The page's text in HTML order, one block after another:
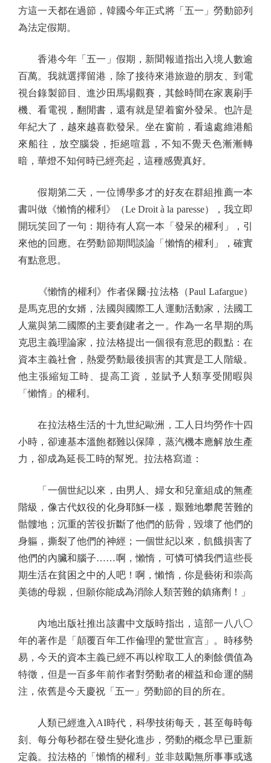
方這一天都在過節，韓國今年正式將「五一」勞動節列
為法定假期。
香港今年「五一」假期，新聞報道指出入境人數逾
百萬。我就選擇留港，除了接待來港旅遊的朋友、到電
視台錄製節目、進沙田馬場觀賽，其餘時間在家裏刷手
機、看電視，翻閒書，還有就是望着窗外發呆。也許是
年紀大了，越來越喜歡發呆。坐在窗前，看遠處維港船
來船往，放空腦袋，拒絕喧囂，不知不覺天色漸漸轉
暗，華燈不知何時已經亮起，這種感覺真好。
假期第二天，一位博學多才的好友在群組推薦一本
書叫做《懶惰的權利》（Le Droit à la paresse），我立即
開玩笑回了一句：期待有人寫一本「發呆的權利」，引
來他的回應。在勞動節期間談論「懶惰的權利」，確實
有點意思。
《懶惰的權利》作者保爾·拉法格（Paul Lafargue）
是馬克思的女婿，法國與國際工人運動活動家，法國工
人黨與第二國際的主要創建者之一。作為一名早期的馬
克思主義理論家，拉法格提出一個很有意思的觀點：在
資本主義社會，熱愛勞動最後損害的其實是工人階級。
他主張縮短工時、提高工資，並賦予人類享受閒暇與
「懶惰」的權利。
在拉法格生活的十九世紀歐洲，工人日均勞作十四
小時，卻連基本溫飽都難以保障，蒸汽機本應解放生產
力，卻成為延長工時的幫兇。拉法格寫道：
「一個世紀以來，由男人、婦女和兒童組成的無產
階級，像古代奴役的化身耶穌一樣，艱難地攀爬苦難的
骷髏地；沉重的苦役折斷了他們的筋骨，毀壞了他們的
身軀，撕裂了他們的神經；一個世紀以來，飢餓損害了
他們的內臟和腦子……啊，懶惰，可憐可憐我們這些長
期生活在貧困之中的人吧！啊，懶惰，你是藝術和崇高
美德的母親，但願你能成為消除人類苦難的鎮痛劑！」
內地出版社推出該書中文版時指出，這部一八八⚪
年的著作是「顛覆百年工作倫理的驚世宣言」。時移勢
易，今天的資本主義已經不再以榨取工人的剩餘價值為
特徵，但是一百多年前作者對勞動者的權益和命運的關
注，依舊是今天慶祝「五一」勞動節的目的所在。
人類已經進入AI時代，科學技術每天，甚至每時每
刻、每分每秒都在發生變化進步，勞動的概念早已重新
定義。拉法格的「懶惰的權利」並非鼓勵無所事事或逃